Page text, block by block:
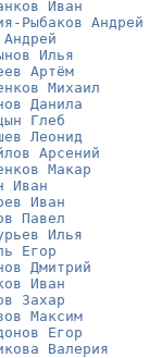
Иван
Рыбаков Андрей
Илья
Артём
Михаил
Данила
Глеб
Леонид
Арсений
Макар
Иван
Иван
Павел
Илья
Егор
Дмитрий
Иван
Захар
Максим
Егор
Валерия